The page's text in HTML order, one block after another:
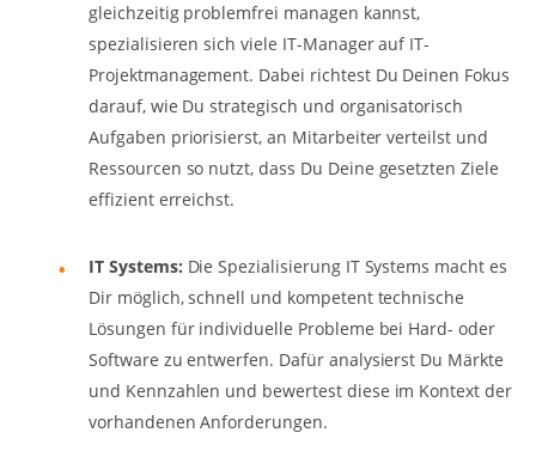
gleichzeitig problemfrei managen kannst,
spezialisieren sich viele IT-Manager auf IT-
Projektmanagement. Dabei richtest Du Deinen Fokus
darauf, wie Du strategisch und organisatorisch
Aufgaben priorisierst, an Mitarbeiter verteilst und
Ressourcen so nutzt, dass Du Deine gesetzten Ziele
effizient erreichst.
IT Systems: Die Spezialisierung IT Systems macht es
Dir möglich, schnell und kompetent technische
Lösungen für individuelle Probleme bei Hard- oder
Software zu entwerfen. Dafür analysierst Du Märkte
und Kennzahlen und bewertest diese im Kontext der
vorhandenen Anforderungen.